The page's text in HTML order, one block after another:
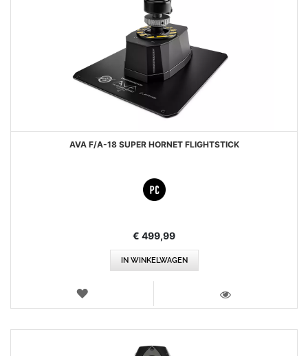
AVA F/A-18 SUPER HORNET FLIGHTSTICK
€ 499,99
IN WINKELWAGEN
VERLANGLIJST